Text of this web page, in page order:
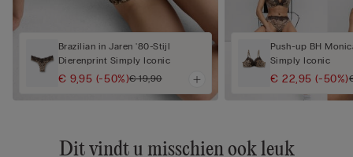
Brazilian in Jaren '80-Stijl
Dierenprint Simply Iconic
€ 9,95 (-50%)€ 19,90
Push-up BH
Simply Iconic
€ 22,95(-50%)
Dit vindt u misschien ook leuk